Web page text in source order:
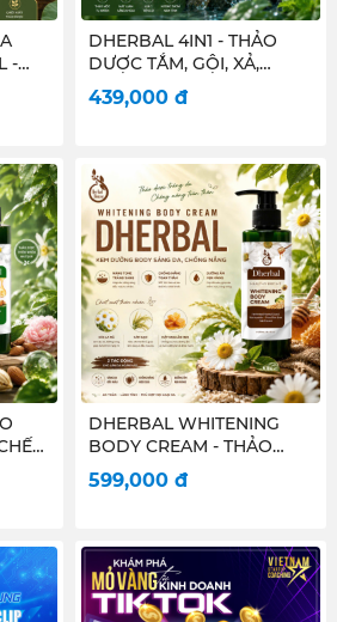
-
DHERBAL 4IN1 - THẢO
DƯỢC TẮM, GỘI, XẢ,
NƯỚC HOA CHO NAM
439,000 đ
DHERBAL WHITENING
BODY CREAM - THẢO
DƯỢC SÁNG DA CHỐNG
NẮNG TOÀN THÂN
599,000 đ